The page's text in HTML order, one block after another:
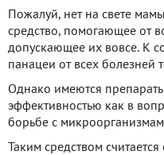
Пожалуй, нет на свете
средство, помогающее от
допускающее их вовсе. К
панацеи от всех болезней
Однако имеются
эффективностью как в
борьбе с
Таким средством